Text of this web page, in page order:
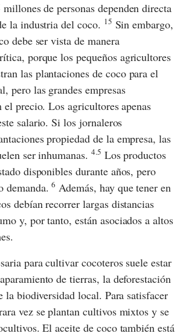
de personas dependen directa
la industria del coco. 15 Sin embargo,
debe ser vista de manera
porque los pequeños agricultores
las plantaciones de coco para el
pero las grandes empresas
el precio. Los agricultores apenas
salario. Si los jornaleros
propiedad de la empresa, las
ser inhumanas. 4.5 Los productos
disponibles durante años, pero
demanda.6 Además, hay que tener en
debían recorrer largas distancias
y, por tanto, están asociados a altos
para cultivar cocoteros suele estar
de tierras, la deforestación
la biodiversidad local. Para satisfacer
vez se plantan cultivos mixtos y se
El aceite de coco también está